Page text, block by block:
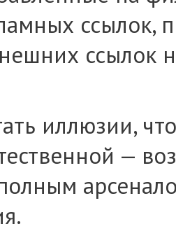
ссылок,
ссылок
иллюзии,
—